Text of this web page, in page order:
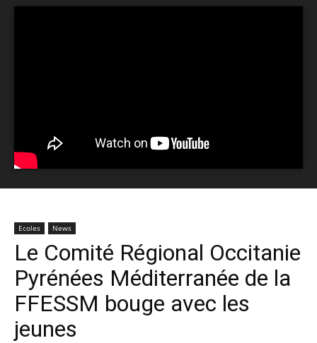
Ecoles News
Le Comité Régional Occitanie
Pyrénées Méditerranée de la
FFESSM bouge avec les
jeunes